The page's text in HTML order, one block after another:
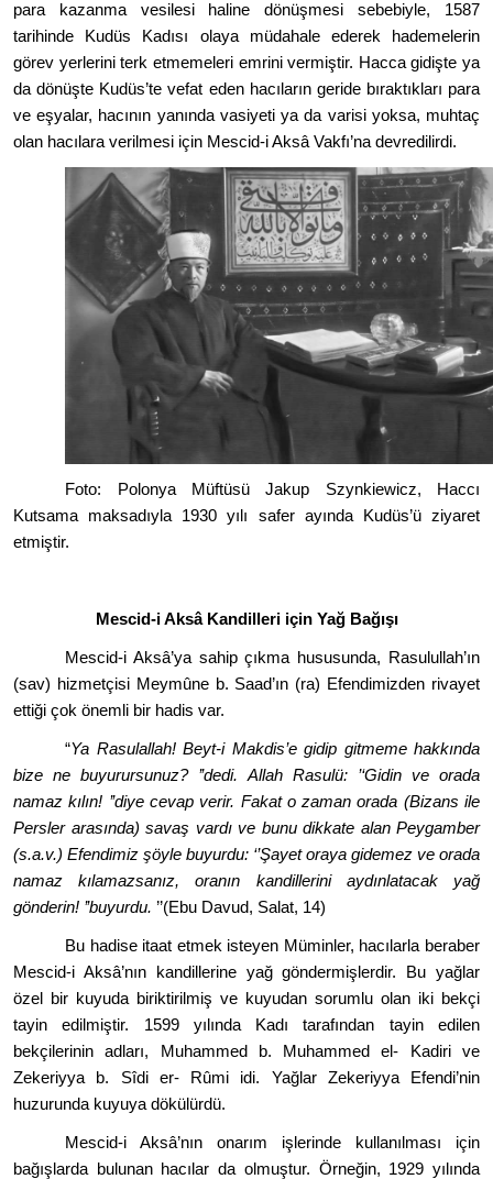
para kazanma vesilesi haline dönüşmesi sebebiyle, 1587
tarihinde Kudüs Kadısı olaya müdahale ederek hademelerin
görev yerlerini terk etmemeleri emrini vermiştir. Hacca gidişte ya
da dönüşte Kudüs’te vefat eden hacıların geride bıraktıkları para
ve eşyalar, hacının yanında vasiyeti ya da varisi yoksa, muhtaç
olan hacılara verilmesi için Mescid-i Aksâ Vakfı’na devredilirdi.
Foto: Polonya Müftüsü Jakup Szynkiewicz, Haccı
Kutsama maksadıyla 1930 yılı safer ayında Kudüs’ü ziyaret
etmiştir.
Mescid-i Aksâ Kandilleri için Yağ Bağışı
Mescid-i Aksâ’ya sahip çıkma hususunda, Rasulullah’ın
(sav) hizmetçisi Meymûne b. Saad’ın (ra) Efendimizden rivayet
ettiği çok önemli bir hadis var.
“Ya Rasulallah! Beyt-i Makdis’e gidip gitmeme hakkında
bize ne buyurursunuz?’’dedi. Allah Rasulü: ‘’Gidin ve orada
namaz kılın! ’’diye cevap verir. Fakat o zaman orada (Bizans ile
Persler arasında) savaş vardı ve bunu dikkate alan Peygamber
(s.a.v.) Efendimiz şöyle buyurdu: ‘’Şayet oraya gidemez ve orada
namaz kılamazsanız, oranın kandillerini aydınlatacak yağ
gönderin! ’’buyurdu. ’’(Ebu Davud, Salat, 14)
Bu hadise itaat etmek isteyen Müminler, hacılarla beraber
Mescid-i Aksâ’nın kandillerine yağ göndermişlerdir. Bu yağlar
özel bir kuyuda biriktirilmiş ve kuyudan sorumlu olan iki bekçi
tayin edilmiştir. 1599 yılında Kadı tarafından tayin edilen
bekçilerinin adları, Muhammed b. Muhammed el- Kadiri ve
Zekeriyya b. Sîdi er- Rûmi idi. Yağlar Zekeriyya Efendi’nin
huzurunda kuyuya dökülürdü.
Mescid-i Aksâ’nın onarım işlerinde kullanılması için
bağışlarda bulunan hacılar da olmuştur. Örneğin, 1929 yılında